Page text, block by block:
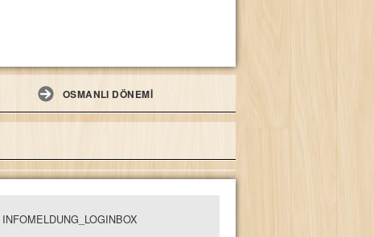
OSMANLI DÖNEMİ
INFOMELDUNG_LOGINBOX